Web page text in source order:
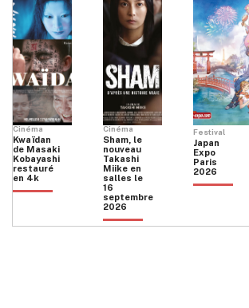
Cinéma
Kwaïdan
de Masaki
Kobayashi
restauré
en 4k
Cinéma
Sham, le
nouveau
Takashi
Miike en
salles le
16
septembre
2026
Festival
Japan
Expo
Paris
2026